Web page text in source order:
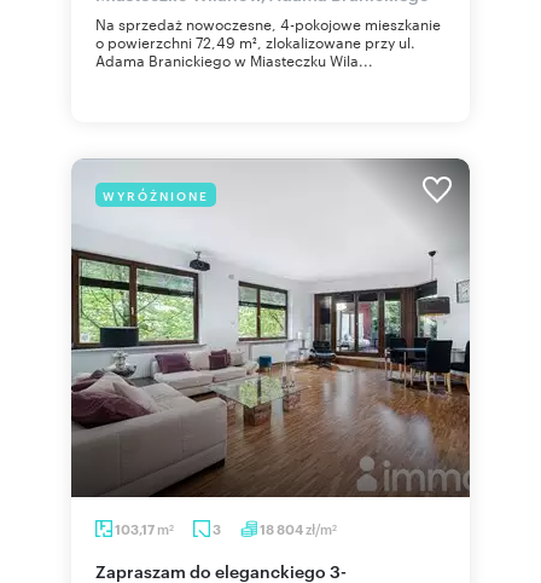
Na sprzedaż nowoczesne, 4-pokojowe mieszkanie
o powierzchni 72,49 m², zlokalizowane przy ul.
Adama Branickiego w Miasteczku Wila...
WYRÓŻNIONE
103,17 m2 3 18 804zł/m2
Zapraszam do eleganckiego 3-